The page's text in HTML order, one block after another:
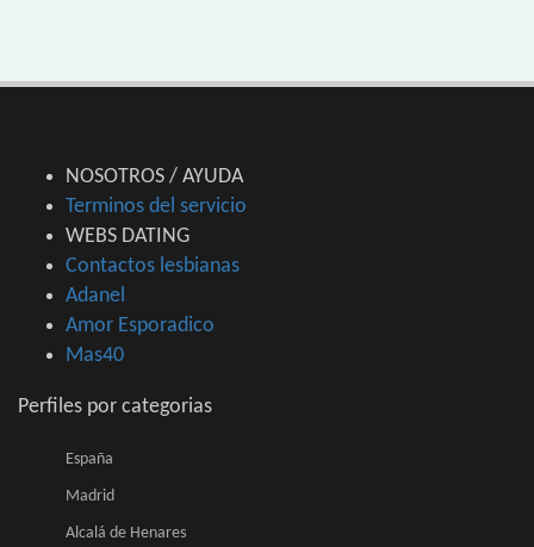
NOSOTROS / AYUDA
Terminos del servicio
WEBS DATING
Contactos lesbianas
Adanel
Amor Esporadico
Mas40
Perfiles por categorias
España
Madrid
Alcalá de Henares